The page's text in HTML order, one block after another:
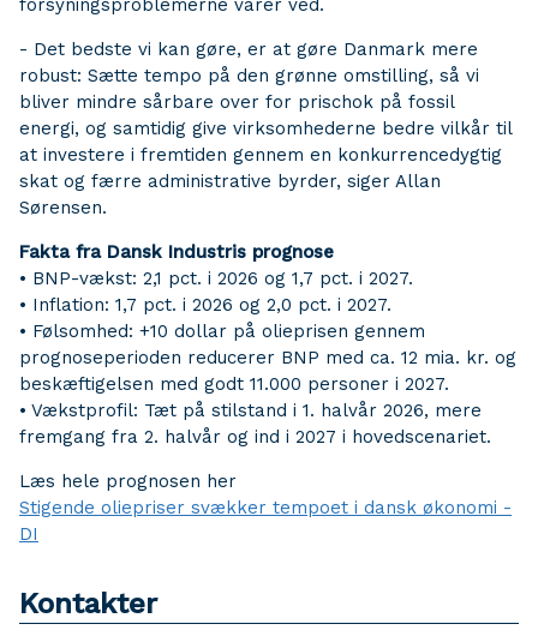
forsyningsproblemerne varer ved.
- Det bedste vi kan gøre, er at gøre Danmark mere
robust: Sætte tempo på den grønne omstilling, så vi
bliver mindre sårbare over for prischok på fossil
energi, og samtidig give virksomhederne bedre vilkår til
at investere i fremtiden gennem en konkurrencedygtig
skat og færre administrative byrder, siger Allan
Sørensen.
Fakta fra Dansk Industris prognose
• BNP-vækst: 2,1 pct. i 2026 og 1,7 pct. i 2027.
• Inflation: 1,7 pct. i 2026 og 2,0 pct. i 2027.
• Følsomhed: +10 dollar på olieprisen gennem
prognoseperioden reducerer BNP med ca. 12 mia. kr. og
beskæftigelsen med godt 11.000 personer i 2027.
• Vækstprofil: Tæt på stilstand i 1. halvår 2026, mere
fremgang fra 2. halvår og ind i 2027 i hovedscenariet.
Læs hele prognosen her
Stigende oliepriser svækker tempoet i dansk økonomi -
DI
Kontakter